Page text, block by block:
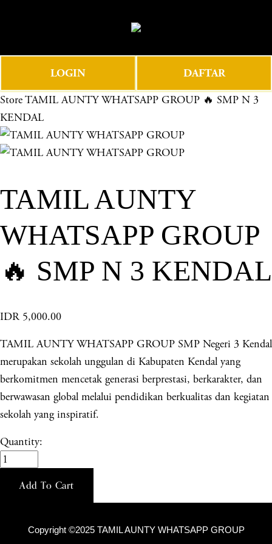
e
e
n
u
LOGIN DAFTAR
StoreTAMIL AUNTY WHATSAPP GROUP 🔥 SMP N 3
KENDAL
TAMIL AUNTY
WHATSAPP GROUP
🔥 SMP N 3 KENDAL
IDR 5,000.00
TAMIL AUNTY WHATSAPP GROUP SMP Negeri 3 Kendal
merupakan sekolah unggulan di Kabupaten Kendal yang
berkomitmen mencetak generasi berprestasi, berkarakter, dan
berwawasan global melalui pendidikan berkualitas dan kegiatan
sekolah yang inspiratif.
Quantity:
Add To Cart
Copyright ©2025 TAMIL AUNTY WHATSAPP GROUP